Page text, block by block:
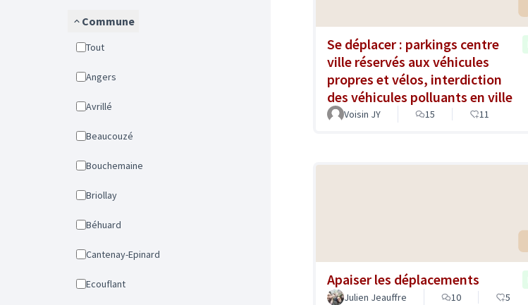
Commune
Tout
Angers
Avrillé
Beaucouzé
Bouchemaine
Briollay
Béhuard
Cantenay-Epinard
Ecouflant
Se déplacer : parkings centre
ville réservés aux véhicules
propres et vélos, interdiction
des véhicules polluants en ville
Voisin JY 15 11
Apaiser les déplacements
Julien Jeauffre
10 5